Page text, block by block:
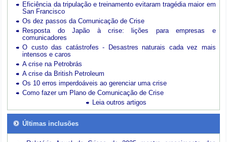
Eficiência da tripulação e treinamento evitaram tragédia maior em
San Francisco
Os dez passos da Comunicação de Crise
Resposta do Japão à crise: lições para empresas e
comunicadores
O custo das catástrofes -
Desastres naturais cada vez mais
intensos e caros
A crise na Petrobrás
A crise da British Petroleum
Os 10 erros imperdoáveis ao gerenciar uma crise
Como fazer um Plano de Comunicação de Crise
Leia outros artigos
Últimas inclusões